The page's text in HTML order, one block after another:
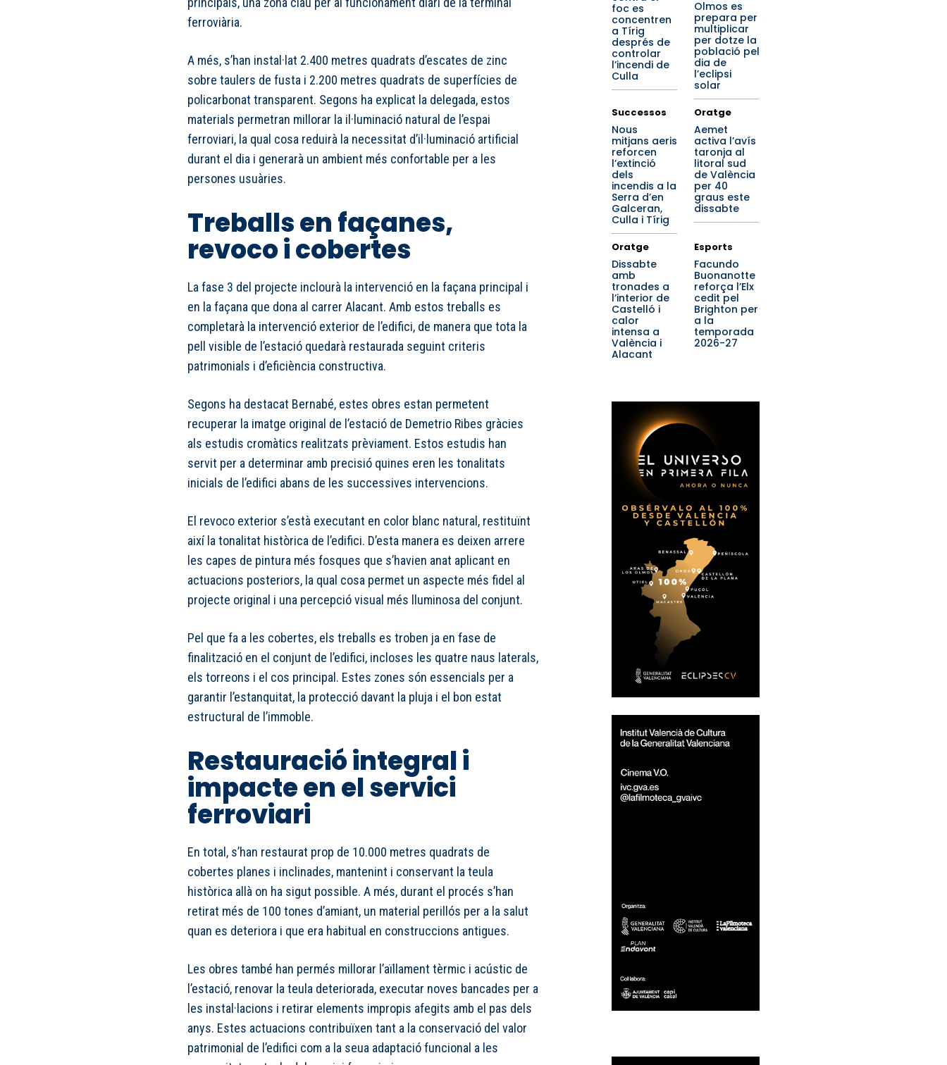
ferroviària.
A més, s’han instal·lat 2.400 metres quadrats d’escates de zinc
sobre taulers de fusta i 2.200 metres quadrats de superfícies de
policarbonat transparent. Segons ha explicat la delegada, estos
materials permetran millorar la il·luminació natural de l’espai
ferroviari, la qual cosa reduirà la necessitat d’il·luminació artificial
durant el dia i generarà un ambient més confortable per a les
persones usuàries.
Treballs en façanes,
revoco i cobertes
La fase 3 del projecte inclourà la intervenció en la façana principal i
en la façana que dona al carrer Alacant. Amb estos treballs es
completarà la intervenció exterior de l’edifici, de manera que tota la
pell visible de l’estació quedarà restaurada seguint criteris
patrimonials i d’eficiència constructiva.
Segons ha destacat Bernabé, estes obres estan permetent
recuperar la imatge original de l’estació de Demetrio Ribes gràcies
als estudis cromàtics realitzats prèviament. Estos estudis han
servit per a determinar amb precisió quines eren les tonalitats
inicials de l’edifici abans de les successives intervencions.
El revoco exterior s’està executant en color blanc natural, restituïnt
així la tonalitat històrica de l’edifici. D’esta manera es deixen arrere
les capes de pintura més fosques que s’havien anat aplicant en
actuacions posteriors, la qual cosa permet un aspecte més fidel al
projecte original i una percepció visual més lluminosa del conjunt.
Pel que fa a les cobertes, els treballs es troben ja en fase de
finalització en el conjunt de l’edifici, incloses les quatre naus laterals,
els torreons i el cos principal. Estes zones són essencials per a
garantir l’estanquitat, la protecció davant la pluja i el bon estat
estructural de l’immoble.
Restauració integral i
impacte en el servici
ferroviari
En total, s’han restaurat prop de 10.000 metres quadrats de
cobertes planes i inclinades, mantenint i conservant la teula
històrica allà on ha sigut possible. A més, durant el procés s’han
retirat més de 100 tones d’amiant, un material perillós per a la salut
quan es deteriora i que era habitual en construccions antigues.
Les obres també han permés millorar l’aïllament tèrmic i acústic de
l’estació, renovar la teula deteriorada, executar noves bancades per a
les instal·lacions i retirar elements impropis afegits amb el pas dels
anys. Estes actuacions contribuïxen tant a la conservació del valor
patrimonial de l’edifici com a la seua adaptació funcional a les
foc es
concentren
a Tírig
després de
controlar
l’incendi de
Culla
Olmos es
prepara per
multiplicar
per dotze la
població pel
dia de
l’eclipsi
solar
Successos
Nous
mitjans aeris
reforcen
l’extinció
dels
incendis a la
Serra d’en
Galceran,
Culla i Tírig
Oratge
Aemet
activa l’avís
taronja al
litoral sud
de València
per 40
graus este
dissabte
Oratge
Dissabte
amb
tronades a
l’interior de
Castelló i
calor
intensa a
València i
Alacant
Esports
Facundo
Buonanotte
reforça l’Elx
cedit pel
Brighton per
a la
temporada
2026-27